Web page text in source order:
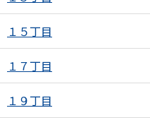
１５丁目
１７丁目
１９丁目